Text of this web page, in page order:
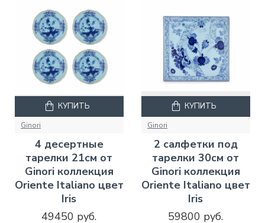
Ginori
4 десертные
тарелки 21см от
Ginori коллекция
Oriente Italiano цвет
Iris
49450 руб.
КУПИТЬ
Ginori
2 салфетки под
тарелки 30см от
Ginori коллекция
Oriente Italiano цвет
Iris
59800 руб.
КУПИТЬ